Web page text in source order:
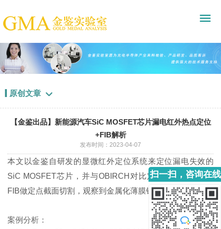
原创文章 
【金鉴出品】新能源汽车SiC MOSFET芯片漏电红外热点定位
+FIB解析
发布时间：2023-04-07
本文以金鉴自研发的显微红外定位系统来定位漏电失效的
SiC MOSFET芯片，并与OBIRCH对比定位效果，然后用
FIB做定点截面切割，观察到金属化薄膜铝条被熔断。
案例分析：
扫一扫，咨询在线
客服